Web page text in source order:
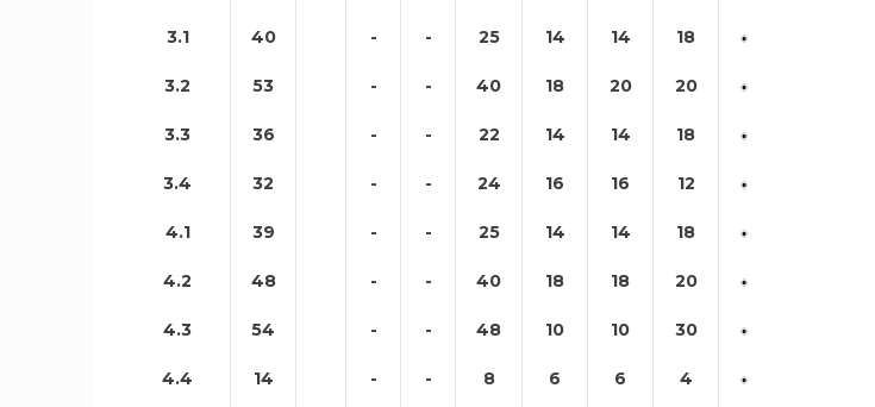
3.1 40 - - 25 14 14 18
3.2 53 - - 40 18 20 20
3.3 36 - - 22 14 14 18
3.4 32 - - 24 16 16 12
4.1 39 - - 25 14 14 18
4.2 48 - - 40 18 18 20
4.3 54 - - 48 10 10 30
4.4 14 - - 8 6 6 4